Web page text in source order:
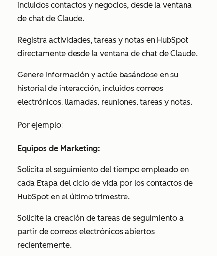
incluidos contactos y negocios, desde la ventana
de chat de Claude.
Registra actividades, tareas y notas en HubSpot
directamente desde la ventana de chat de Claude.
Genere información y actúe basándose en su
historial de interacción, incluidos correos
electrónicos, llamadas, reuniones, tareas y notas.
Por ejemplo:
Equipos de Marketing:
Solicita el seguimiento del tiempo empleado en
cada Etapa del ciclo de vida por los contactos de
HubSpot en el último trimestre.
Solicite la creación de tareas de seguimiento a
partir de correos electrónicos abiertos
recientemente.